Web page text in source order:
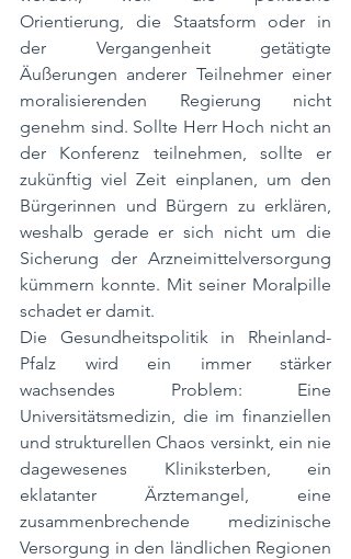
Orientierung, die Staatsform oder in
der Vergangenheit getätigte
Äußerungen anderer Teilnehmer einer
moralisierenden Regierung nicht
genehm sind. Sollte Herr Hoch nicht an
der Konferenz teilnehmen, sollte er
zukünftig viel Zeit einplanen, um den
Bürgerinnen und Bürgern zu erklären,
weshalb gerade er sich nicht um die
Sicherung der Arzneimittelversorgung
kümmern konnte. Mit seiner Moralpille
schadet er damit.
Die Gesundheitspolitik in Rheinland-
Pfalz wird ein immer stärker
wachsendes Problem: Eine
Universitätsmedizin, die im finanziellen
und strukturellen Chaos versinkt, ein nie
dagewesenes Kliniksterben, ein
eklatanter Ärztemangel, eine
zusammenbrechende medizinische
Versorgung in den ländlichen Regionen